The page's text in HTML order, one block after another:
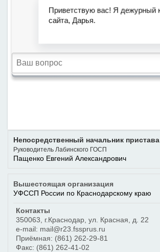
Непосредственный начальник пристава
Руководитель Лабинского ГОСП
Пащенко Евгений Александрович
Вышестоящая организация
УФССП России по Краснодарскому краю
Контакты
350063
г.Краснодар ул. Красная, д. 22
e-mail: mail@r23.fssprus.ru
Приёмная: (861) 262-29-81
Факс: (861) 262-41-02